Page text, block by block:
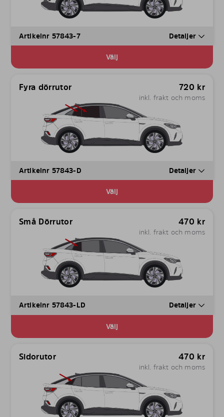
Artikelnr 57843-7 Detaljer
Välj
Fyra dörrutor 720 kr
inkl. frakt och moms
Artikelnr 57843-D Detaljer
Välj
Små Dörrutor 470 kr
inkl. frakt och moms
Artikelnr 57843-LD Detaljer
Välj
Sidorutor 470 kr
inkl. frakt och moms